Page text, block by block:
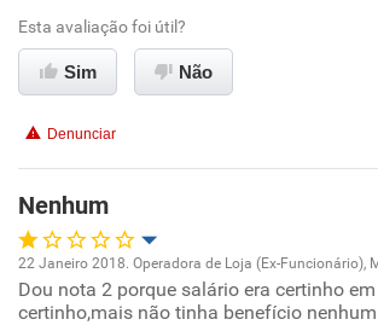
Não recomenda a diretoria
Esta avaliação foi útil?
Sim Não
Denunciar
Nenhum
Oportunidade de promoção
22 Janeiro 2018. Operadora de Loja (Ex-Funcionário),
Dou nota 2 porque salário era certinho
certinho,mais não tinha benefício nenhum